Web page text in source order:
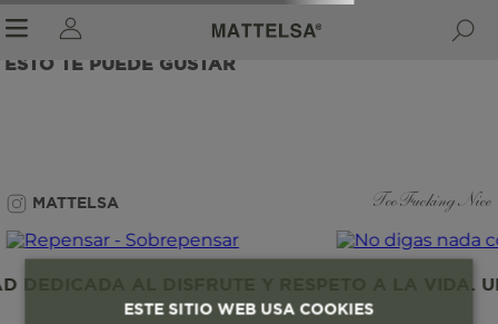
ESTO TE PUEDE GUSTAR
MATTELSA Too Fucking Nice
AL DISFRUTE Y RESPETO A LA VIDA.
ESTE SITIO WEB USA COOKIES